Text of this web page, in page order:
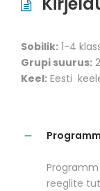
Sobilik: 1-4
Grupi suurus:
Keel: Eesti
reeglite